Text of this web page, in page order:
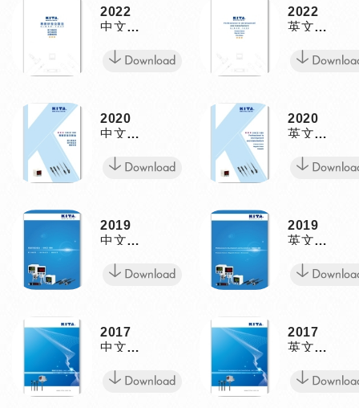
2022
中文型
2022
英文型
2020
中文型
2020
英文型
2019
中文型
2019
英文型
2017
中文型
2017
英文型